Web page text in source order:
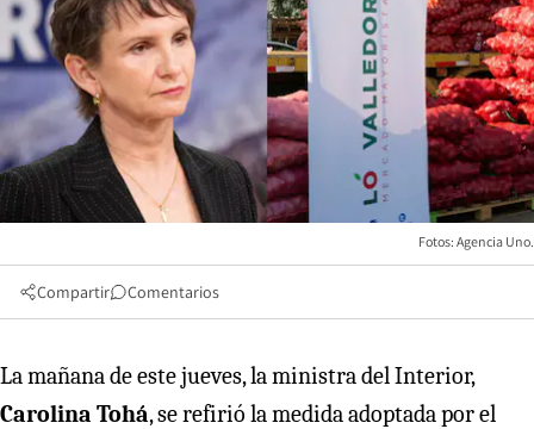
Fotos: Agencia Uno.
Compartir Comentarios
La mañana de este jueves, la ministra del Interior,
Carolina Tohá, se refirió la medida adoptada por el